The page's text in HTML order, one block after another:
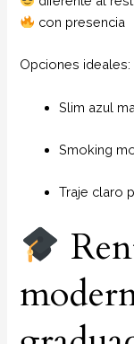
con presencia
Opciones ideales:
Slim azul
Smoking
Traje claro